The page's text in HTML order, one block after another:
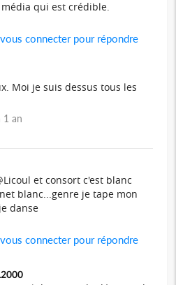
qui est crédible.
connecter pour répondre
Moi je suis dessus tous les
1 an
et consort c'est blanc
blanc...genre je tape mon
danse
connecter pour répondre